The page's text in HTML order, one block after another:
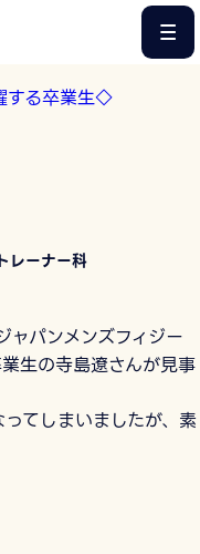
る卒業生◇
レーナー科
パンメンズフィジー
生の寺島遼さんが見事
てしまいましたが、素